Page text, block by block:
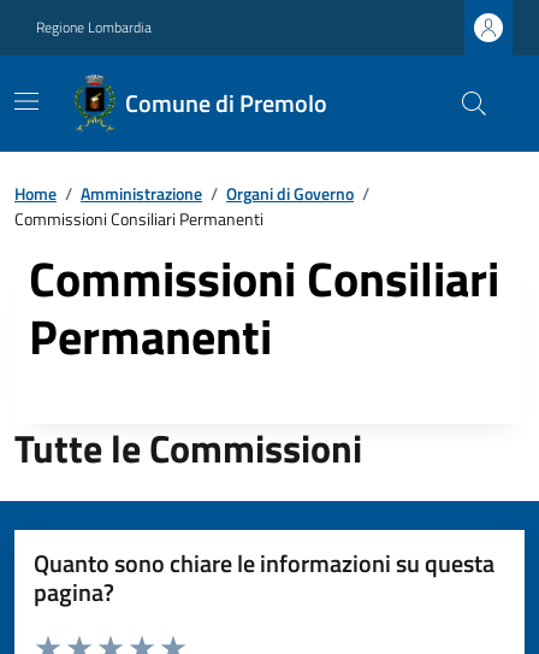
Regione Lombardia
Comune di Premolo
Home / Amministrazione / Organi di Governo /
Commissioni Consiliari Permanenti
Commissioni Consiliari
Permanenti
Tutte le Commissioni
Quanto sono chiare le informazioni su questa
pagina?
Valuta da 1 a 5 stelle la pagina